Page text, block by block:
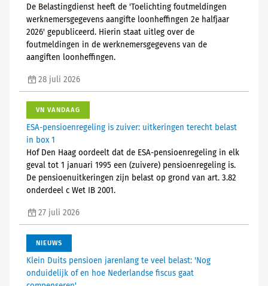
De Belastingdienst heeft de 'Toelichting foutmeldingen
werknemersgegevens aangifte loonheffingen 2e halfjaar
2026' gepubliceerd. Hierin staat uitleg over de
foutmeldingen in de werknemersgegevens van de
aangiften loonheffingen.
28 juli 2026
VN VANDAAG
ESA-pensioenregeling is zuiver: uitkeringen terecht belast
in box 1
Hof Den Haag oordeelt dat de ESA-pensioenregeling in elk
geval tot 1 januari 1995 een (zuivere) pensioenregeling is.
De pensioenuitkeringen zijn belast op grond van art. 3.82
onderdeel c Wet IB 2001.
27 juli 2026
NIEUWS
Klein Duits pensioen jarenlang te veel belast: 'Nog
onduidelijk of en hoe Nederlandse fiscus gaat